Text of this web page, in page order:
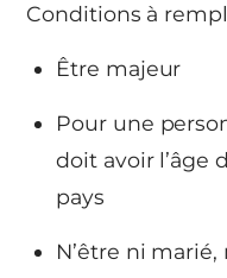
Conditions à
Être majeur
Pour une
doit avoir l’âge
pays
N’être ni marié,